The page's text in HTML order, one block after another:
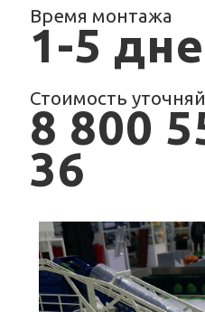
Время монтажа
1-5
Стоимость
8 800
36